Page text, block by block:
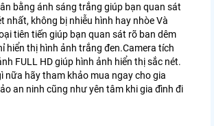
bằng ánh sáng trắng giúp bạn quan sát
nhất, không bị nhiễu hình hay nhòe Và
tiên tiến giúp bạn quan sát rõ ban dêm
hiển thị hình ảnh trắng đen.Camera tích
FULL HD giúp hình ảnh hiển thị sắc nét.
nữa hãy tham khảo mua ngay cho gia
an ninh cũng như yên tâm khi gia đình đi